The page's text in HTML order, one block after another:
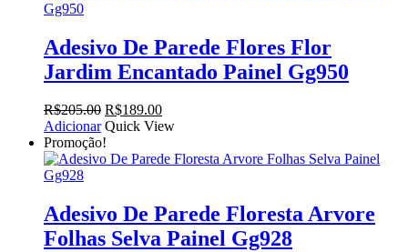
Adesivo De Parede Flores Flor
Jardim Encantado Painel Gg950
R$205.00 O
preço
original
era:
R$189.00O
preço
é:
Adicionar Quick View
Promoção!
Adesivo De Parede Floresta Arvore
Folhas Selva Painel Gg928